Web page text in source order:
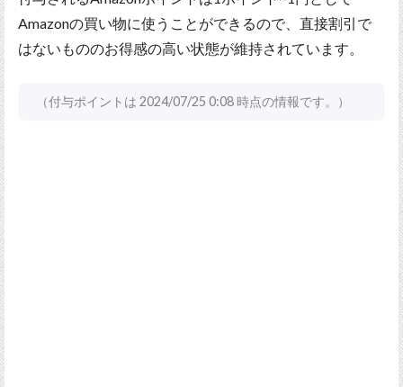
Amazonの買い物に使うことができるので、直接割引で
はないもののお得感の高い状態が維持されています。
（付与ポイントは 2024/07/25 0:08 時点の情報です。）